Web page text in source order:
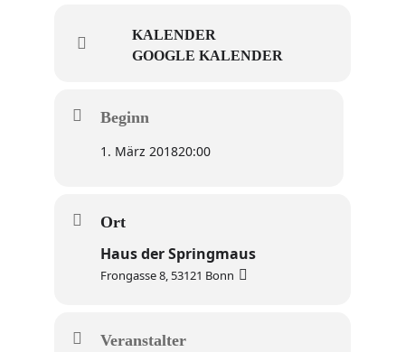
KALENDER
GOOGLE KALENDER
Beginn
1. März 201820:00
Ort
Haus der Springmaus
Frongasse 8, 53121 Bonn
Veranstalter